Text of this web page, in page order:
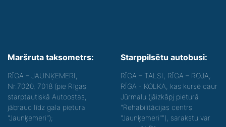
Maršruta taksometrs:
RĪGA – JAUNĶEMERI,
Nr.7020, 7018 (pie Rīgas
starptautiskā Autoostas,
jābrauc līdz gala pietura
"Jaunķemeri");
Starppilsētu autobusi:
RĪGA – TALSI, RĪGA – ROJA,
RĪGA - KOLKA, kas kursē caur
Jūrmalu (jāizkāpj pieturā
"Rehabilitācijas centrs
"Jaunķemeri""), sarakstu var